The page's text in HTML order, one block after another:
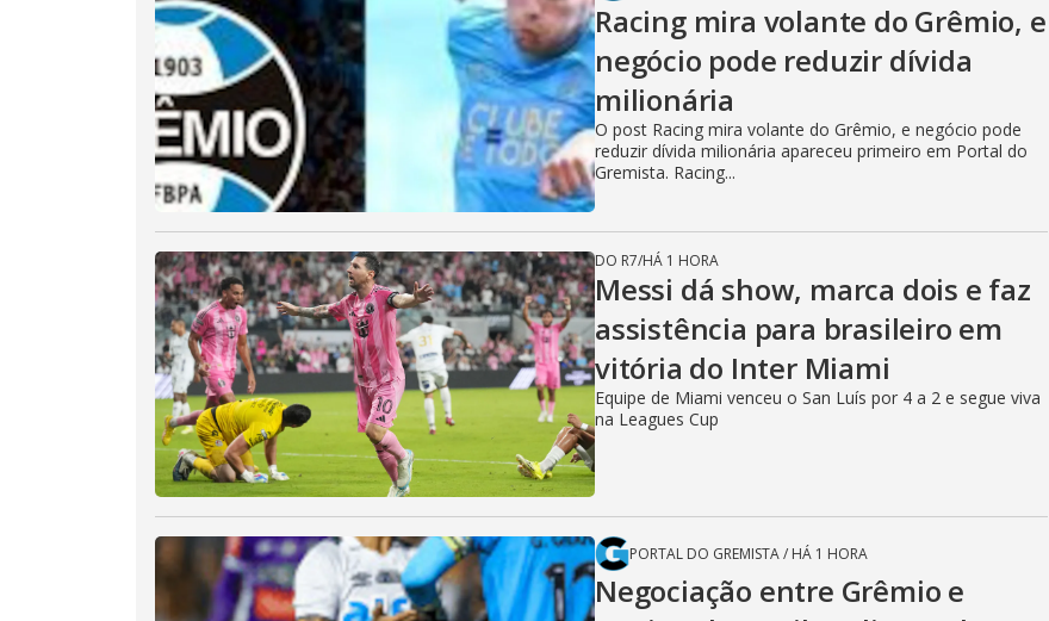
Racing mira volante do Grêmio, e
negócio pode reduzir dívida
milionária
O post Racing mira volante do Grêmio, e negócio pode
reduzir dívida milionária apareceu primeiro em Portal do
Gremista. Racing...
DO R7/HÁ 1 HORA
Messi dá show, marca dois e faz
assistência para brasileiro em
vitória do Inter Miami
Equipe de Miami venceu o San Luís por 4 a 2 e segue viva
na Leagues Cup
PORTAL DO GREMISTA/ HÁ 1 HORA
Negociação entre Grêmio e